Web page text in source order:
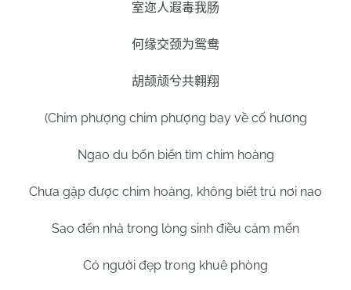
室迩人遐毒我肠
何缘交颈为鸳鸯
胡颉颃兮共翱翔
(Chim phượng chim phượng bay về cố hương
Ngao du bốn biển tìm chim hoàng
Chưa gặp được chim hoàng, không biết trú nơi nao
Sao đến nhà trong lòng sinh điều cảm mến
Có người đẹp trong khuê phòng